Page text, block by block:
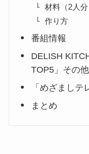
材料（2人分
作り方
番組情報
DELISH
TOP5」その
「めざまし
まとめ